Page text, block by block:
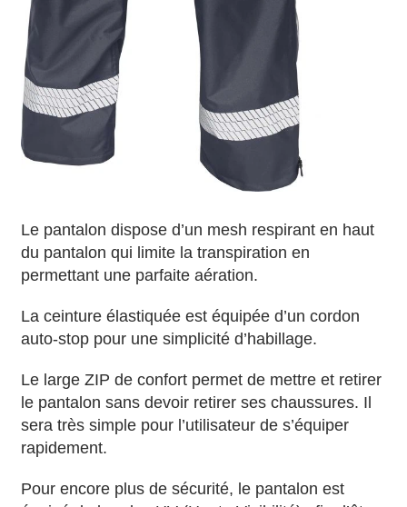
Le pantalon dispose d’un mesh respirant en haut
du pantalon qui limite la transpiration en
permettant une parfaite aération.
La ceinture élastiquée est équipée d’un cordon
auto-stop pour une simplicité d’habillage.
Le large ZIP de confort permet de mettre et retirer
le pantalon sans devoir retirer ses chaussures. Il
sera très simple pour l’utilisateur de s’équiper
rapidement.
Pour encore plus de sécurité, le pantalon est